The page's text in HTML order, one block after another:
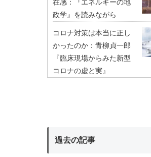
在感：『エネルギーの地
政学』を読みながら
コロナ対策は本当に正し
かったのか：青柳貞一郎
『臨床現場からみた新型
コロナの虚と実』
過去の記事